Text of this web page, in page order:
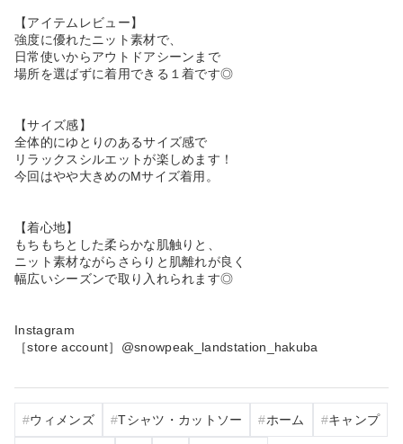
【アイテムレビュー】
強度に優れたニット素材で、
日常使いからアウトドアシーンまで
場所を選ばずに着用できる１着です◎
【サイズ感】
全体的にゆとりのあるサイズ感で
リラックスシルエットが楽しめます！
今回はやや大きめのMサイズ着用。
【着心地】
もちもちとした柔らかな肌触りと、
ニット素材ながらさらりと肌離れが良く
幅広いシーズンで取り入れられます◎
Instagram
［store account］@snowpeak_landstation_hakuba
ウィメンズ Tシャツ・カットソー ホーム キャンプ